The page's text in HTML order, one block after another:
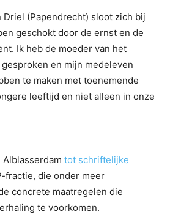
Driel (Papendrecht) sloot zich bij
geschokt door de ernst en de
Ik heb de moeder van het
en mijn medeleven
te maken met toenemende
leeftijd en niet alleen in onze
tot schriftelijke
fractie, die onder meer
concrete maatregelen die
te voorkomen.